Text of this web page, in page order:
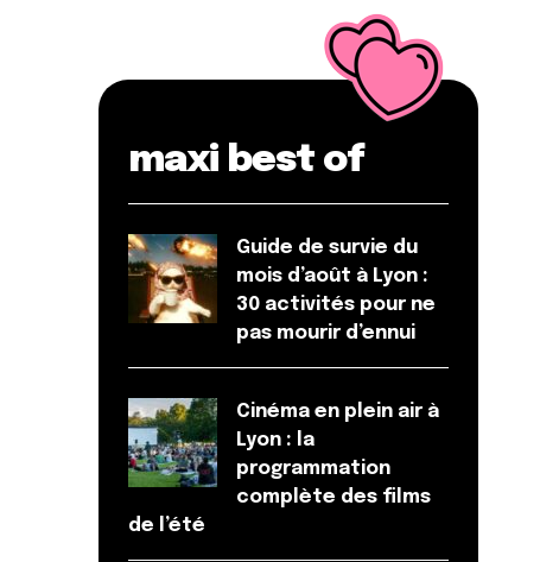
maxi best of
Guide de survie du
mois d’août à Lyon :
30 activités pour ne
pas mourir d’ennui
Cinéma en plein air à
Lyon : la
programmation
complète des films
de l’été